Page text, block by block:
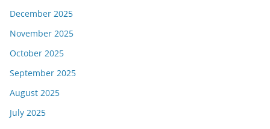
December 2025
November 2025
October 2025
September 2025
August 2025
July 2025